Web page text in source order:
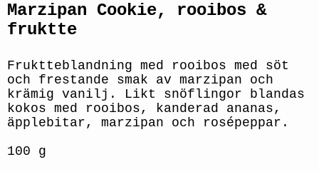
Marzipan Cookie, rooibos &
fruktte
Fruktteblandning med rooibos med söt
och frestande smak av marzipan och
krämig vanilj. Likt snöflingor blandas
kokos med rooibos, kanderad ananas,
äpplebitar, marzipan och rosépeppar.
100 g